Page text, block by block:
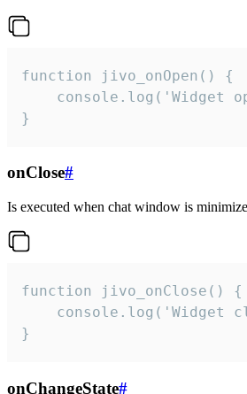
function jivo_onOpen() {
console.log('Widget
}
onClose#
Is executed when chat window is
function jivo_onClose() {
console.log('Widget
}
onChangeState#